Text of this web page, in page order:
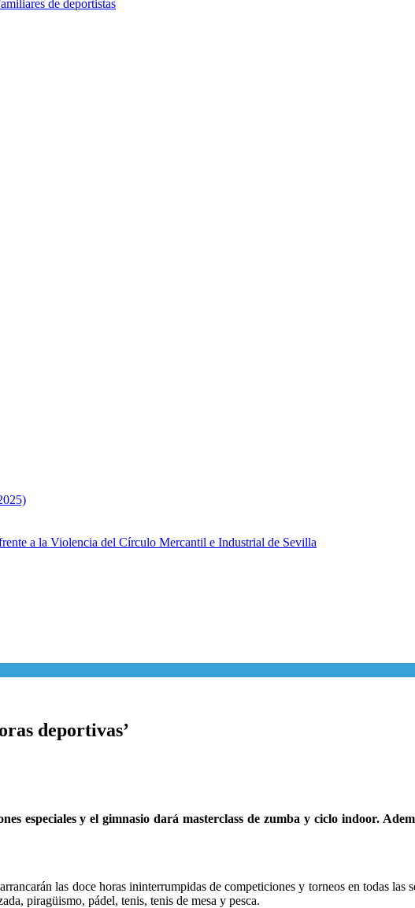
de deportistas
a la Violencia del Círculo Mercantil e Industrial de Sevilla
deportivas’
especiales y el gimnasio dará masterclass de zumba y ciclo indoor.
arrancarán las doce horas ininterrumpidas de competiciones y torneos en todas
piragüismo, pádel, tenis, tenis de mesa y pesca.